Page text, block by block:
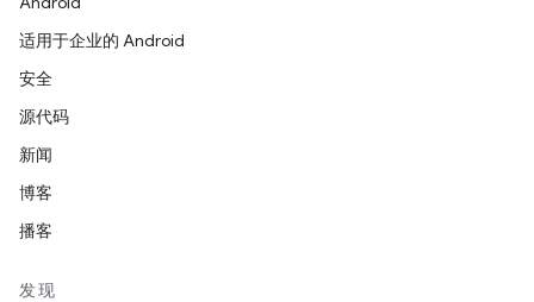
适用于企业的 Android
安全
源代码
新闻
博客
播客
发现